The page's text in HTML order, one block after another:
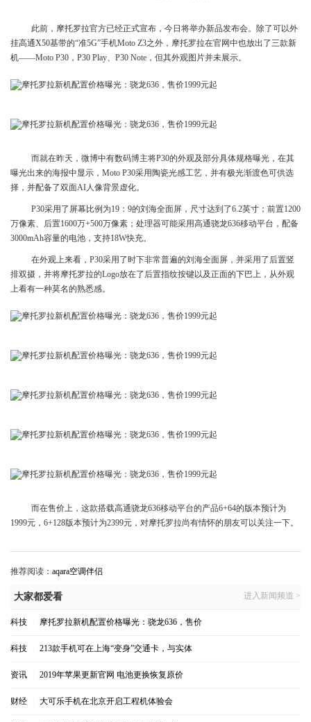
此前，摩托罗拉官方已经正式宣布，今日将举办新品发布会。除了可以外
挂高通X50基带的“准5G”手机Moto Z3之外，摩托罗拉在官网中也放出了三款新
机——Moto P30，P30 Play、P30 Note，但其外观图片并未展示。
而就在昨天，微博中有数码博主将P30的外观及部分具体规格曝光，在其
曝光出来的海报中显示，Moto P30采用陶瓷光感工艺，并有极光渐渡色可供选
择，并配备了双面AI人像背景虚化。
P30采用了屏幕比例为19：9的刘海全面屏，尺寸达到了6.2英寸；前置1200
万像素、后置1600万+500万像素；处理器可能采用高通骁龙636移动平台，配备
3000mAh容量的电池，支持18W快充。
在外观上来看，P30采用了时下非常普遍的刘海全面屏，并采用了后置竖
排双摄，并将摩托罗拉的Logo放在了后置指纹按键以及正面的下巴上，从外观
上看有一种莫名的熟悉感。
而在售价上，这款搭载高通骁龙636移动平台的产品6+64的版本预计为
1999元，6+128版本预计为2399元，对摩托罗拉尚有情怀的朋友可以关注一下。
推荐阅读： aqara空调伴侣
大家都爱看 进入新闻频道 >
科技 摩托罗拉新机配置价格曝光：骁龙636，售价
科技 213款手机可在上海“变身”交通卡，与实体
资讯 2019年苹果更新官网 电池更换恢复原价
财经 大可乐手机在北京开启工程机体验会